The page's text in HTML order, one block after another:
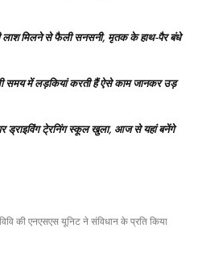
लाश मिलने से फैली सनसनी, मृतक के हाथ-पैर बंधे
समय में लड़कियां करती हैं ऐसे काम जानकर उड़
पर ड्राइविंग टे्रनिंग स्कूल खुला, आज से यहां बनेंगे